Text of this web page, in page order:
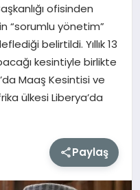
ofisinden
“sorumlu yönetim”
belirtildi. Yıllık 13
kesintiyle birlikte
Maaş Kesintisi ve
ülkesi Liberya’da
Paylaş